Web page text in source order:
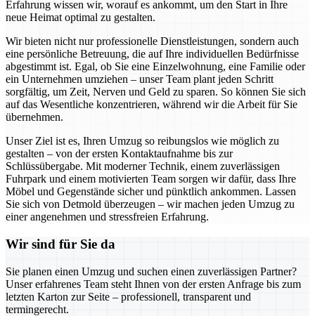
Erfahrung wissen wir, worauf es ankommt, um den Start in Ihre
neue Heimat optimal zu gestalten.
Wir bieten nicht nur professionelle Dienstleistungen, sondern auch
eine persönliche Betreuung, die auf Ihre individuellen Bedürfnisse
abgestimmt ist. Egal, ob Sie eine Einzelwohnung, eine Familie oder
ein Unternehmen umziehen – unser Team plant jeden Schritt
sorgfältig, um Zeit, Nerven und Geld zu sparen. So können Sie sich
auf das Wesentliche konzentrieren, während wir die Arbeit für Sie
übernehmen.
Unser Ziel ist es, Ihren Umzug so reibungslos wie möglich zu
gestalten – von der ersten Kontaktaufnahme bis zur
Schlüssübergabe. Mit moderner Technik, einem zuverlässigen
Fuhrpark und einem motivierten Team sorgen wir dafür, dass Ihre
Möbel und Gegenstände sicher und pünktlich ankommen. Lassen
Sie sich von Detmold überzeugen – wir machen jeden Umzug zu
einer angenehmen und stressfreien Erfahrung.
Wir sind für Sie da
Sie planen einen Umzug und suchen einen zuverlässigen Partner?
Unser erfahrenes Team steht Ihnen von der ersten Anfrage bis zum
letzten Karton zur Seite – professionell, transparent und
termingerecht.